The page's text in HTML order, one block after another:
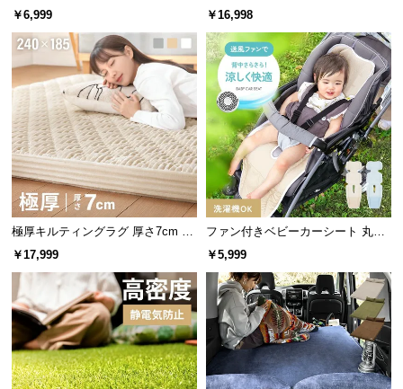
て
お
様
サ
ポ
ー
お
ら
せ
角度調節もスライド式で簡単
りたたみ式
￥6,999
￥16,998
極厚キルティングラグ 厚さ7cm 24
0×185cm
￥17,999
ファン付きベビーカーシート 丸洗
いOK リモコン操作対応 通気性抜
￥5,999